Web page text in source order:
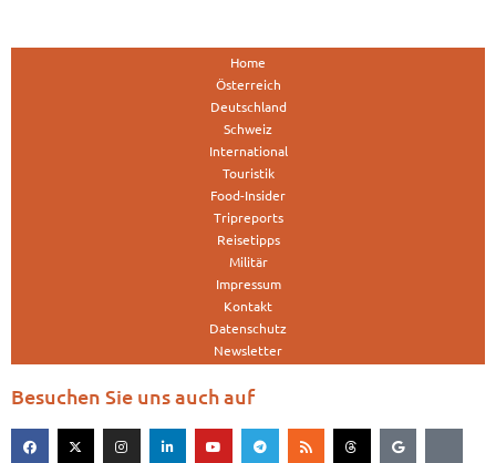
Home
Österreich
Deutschland
Schweiz
International
Touristik
Food-Insider
Tripreports
Reisetipps
Militär
Impressum
Kontakt
Datenschutz
Newsletter
Besuchen Sie uns auch auf